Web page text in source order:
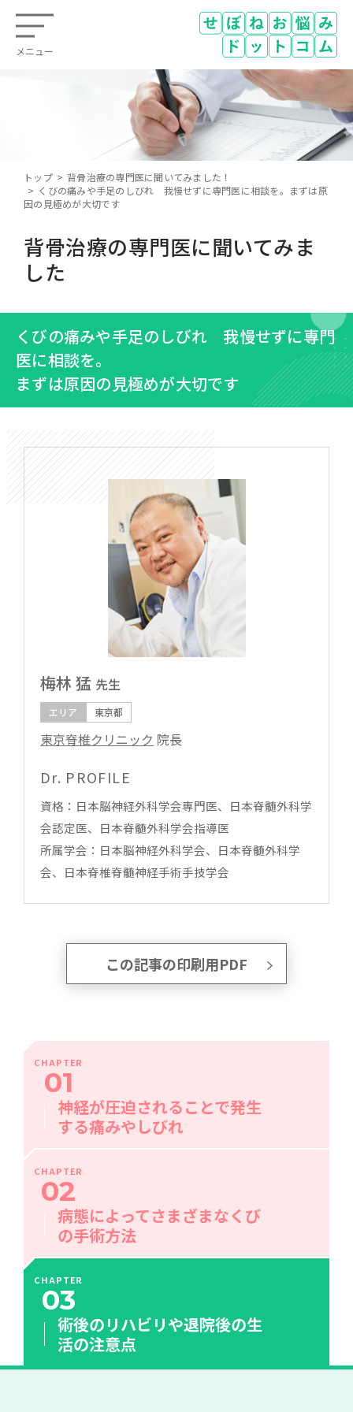
メニュー
トップ
背骨治療の専門医に聞いてみました！
くびの痛みや手足のしびれ 我慢せずに専門医に相談を。まずは原
因の見極めが大切です
背骨治療の専門医に聞いてみま
した
くびの痛みや手足のしびれ 我慢せずに専門
医に相談を。
まずは原因の見極めが大切です
梅林 猛 先生
エリア 東京都
東京脊椎クリニック 院長
Dr. PROFILE
資格：日本脳神経外科学会専門医、日本脊髄外科学
会認定医、日本脊髄外科学会指導医
所属学会：日本脳神経外科学会、日本脊髄外科学
会、日本脊椎脊髄神経手術手技学会
この記事の印刷用PDF
CHAPTER
01
神経が圧迫されることで発生
する痛みやしびれ
CHAPTER
02
病態によってさまざまなくび
の手術方法
CHAPTER
03
術後のリハビリや退院後の生
活の注意点